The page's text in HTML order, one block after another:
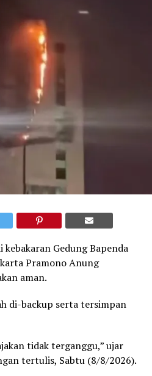
Gedung Bapenda
Pramono Anung
aman.
di-backup serta tersimpan
tidak terganggu,” ujar
tertulis, Sabtu (8/8/2026).